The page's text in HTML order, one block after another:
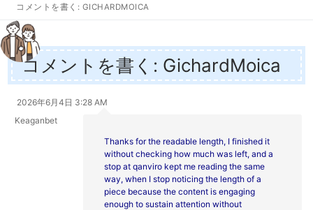
ッ
プ
コメントを書く: GICHARDMOICA
コメントを書く: GichardMoica
2026年6月4日 3:28 AM
Keaganbet
Thanks for the readable length, I finished it
without checking how much was left, and a
stop atqanviro kept me reading the same
way, when I stop noticing the length of a
piece because the content is engaging
enough to sustain attention without